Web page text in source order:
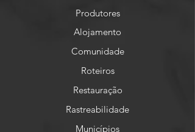
Produtores
Alojamento
Comunidade
Roteiros
Restauração
Rastreabilidade
Municípios